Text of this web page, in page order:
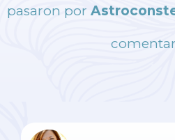
pasaron por